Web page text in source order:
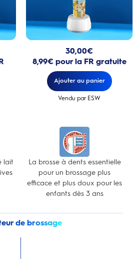
30,00€
8,99€ pour la FR gratuite
Ajouter au panier
Vendu par ESW
lait
La brosse à dents essentielle
pour un brossage plus
efficace et plus doux pour les
enfants dès 3 ans
de brossage